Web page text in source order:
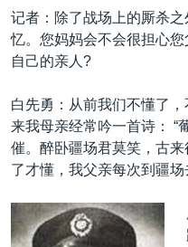
记者：除了战场上的厮杀
忆。您妈妈会不会很担心
自己的亲人?
白先勇：从前我们不懂了
来我母亲经常吟一首诗： “
催。醉卧疆场君莫笑，古
了才懂，我父亲每次到疆场